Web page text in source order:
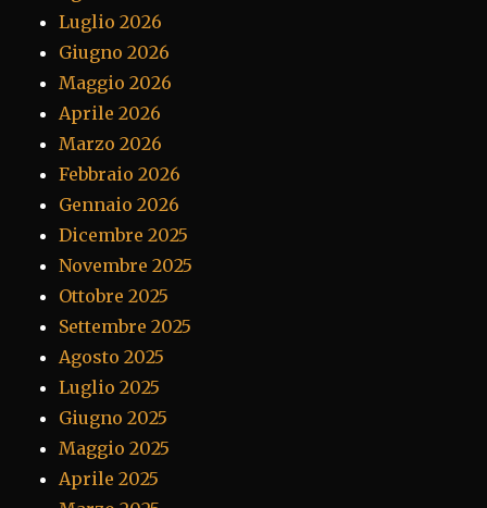
Luglio 2026
Giugno 2026
Maggio 2026
Aprile 2026
Marzo 2026
Febbraio 2026
Gennaio 2026
Dicembre 2025
Novembre 2025
Ottobre 2025
Settembre 2025
Agosto 2025
Luglio 2025
Giugno 2025
Maggio 2025
Aprile 2025